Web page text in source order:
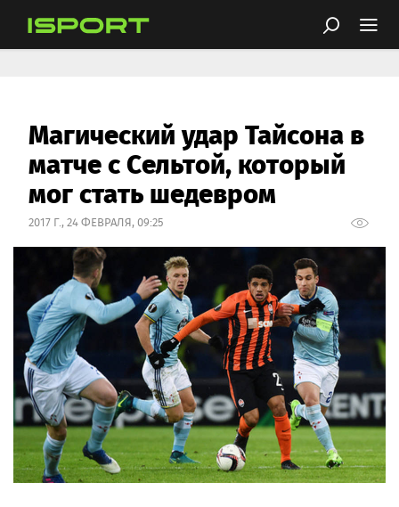
Магический удар Тайсона в
матче с Сельтой, который
мог стать шедевром
2017 Г., 24 ФЕВРАЛЯ, 09:25